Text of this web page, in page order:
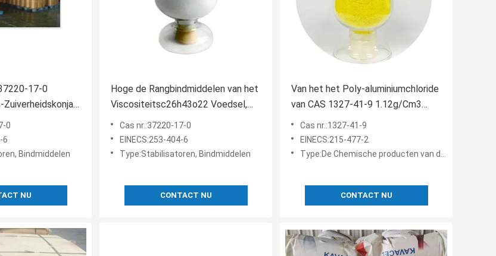
17-0
Zuiverheidskonjac
0
6
Bindmiddelen
NU
Hoge de Rangbindmiddelen van het
Viscositeitsc26h43o22 Voedsel,
120mesh-Konjac Bindmiddel
Cas nr.:37220-17-0
EINECS:253-404-6
Type:Stabilisatoren, Bindmiddelen
CONTACT NU
Van het het Poly-aluminiumchloride
van CAS 1327-41-9 1.12g/Cm3
PAC het Waterbehandeling
Cas nr.:1327-41-9
EINECS:215-477-2
Type:De Chemische producten van de waterbehandeling
CONTACT NU